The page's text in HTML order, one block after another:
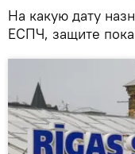
На какую дату
ЕСПЧ, защите